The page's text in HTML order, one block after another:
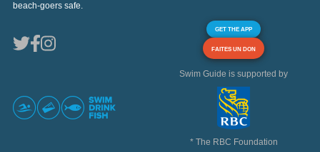
beach-goers safe.
GET THE APP
FAITES UN DON
Swim Guide is supported by
* The RBC Foundation